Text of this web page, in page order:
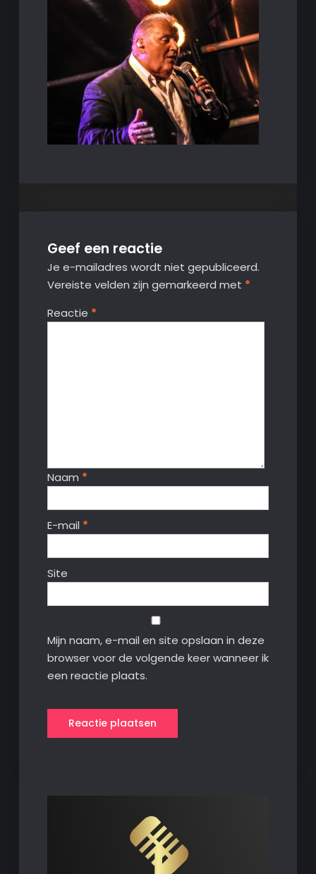
Geef een reactie
Je e-mailadres wordt niet gepubliceerd.
Vereiste velden zijn gemarkeerd met *
Reactie *
Naam *
E-mail *
Site
Mijn naam, e-mail en site opslaan in deze
browser voor de volgende keer wanneer ik
een reactie plaats.